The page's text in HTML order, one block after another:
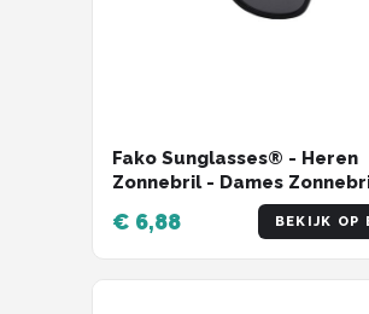
Fako Sunglasses® - Heren
Zonnebril - Dames
Classic - UV400 - Zwart
€ 6,88 BEKIJK OP